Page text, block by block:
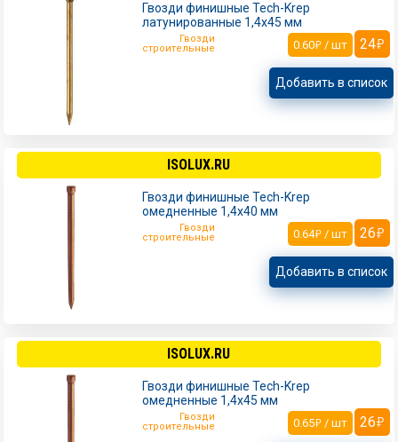
Гвозди финишные Tech-Krep
латунированные 1,4х45 мм
Гвозди
строительные
0.60 / шт 24
Добавить в список
ISOLUX.RU
Гвозди финишные Tech-Krep
омедненные 1,4х40 мм
Гвозди
строительные
0.64 / шт 26
Добавить в список
ISOLUX.RU
Гвозди финишные Tech-Krep
омедненные 1,4х45 мм
Гвозди
строительные
0.65 / шт 26